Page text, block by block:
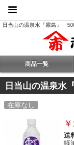
日当山の温泉水『霧島』
商品一覧
日当山の温泉水
在庫なし
送
軽